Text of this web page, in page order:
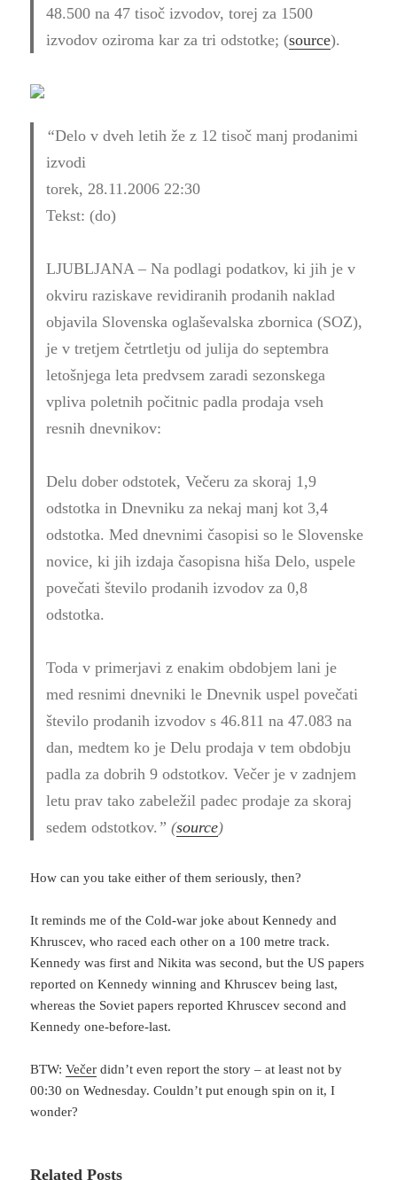
48.500 na 47 tisoč izvodov, torej za 1500
izvodov oziroma kar za tri odstotke; (source).
“Delo v dveh letih že z 12 tisoč manj prodanimi
izvodi
torek, 28.11.2006 22:30
Tekst: (do)
LJUBLJANA – Na podlagi podatkov, ki jih je v
okviru raziskave revidiranih prodanih naklad
objavila Slovenska oglaševalska zbornica (SOZ),
je v tretjem četrtletju od julija do septembra
letošnjega leta predvsem zaradi sezonskega
vpliva poletnih počitnic padla prodaja vseh
resnih dnevnikov:
Delu dober odstotek, Večeru za skoraj 1,9
odstotka in Dnevniku za nekaj manj kot 3,4
odstotka. Med dnevnimi časopisi so le Slovenske
novice, ki jih izdaja časopisna hiša Delo, uspele
povečati število prodanih izvodov za 0,8
odstotka.
Toda v primerjavi z enakim obdobjem lani je
med resnimi dnevniki le Dnevnik uspel povečati
število prodanih izvodov s 46.811 na 47.083 na
dan, medtem ko je Delu prodaja v tem obdobju
padla za dobrih 9 odstotkov. Večer je v zadnjem
letu prav tako zabeležil padec prodaje za skoraj
sedem odstotkov. ” (source)
How can you take either of them seriously, then?
It reminds me of the Cold-war joke about Kennedy and
Khruscev, who raced each other on a 100 metre track.
Kennedy was first and Nikita was second, but the US papers
reported on Kennedy winning and Khruscev being last,
whereas the Soviet papers reported Khruscev second and
Kennedy one-before-last.
BTW:Večer didn’t even report the story – at least not by
00:30 on Wednesday. Couldn’t put enough spin on it, I
wonder?
Related Posts